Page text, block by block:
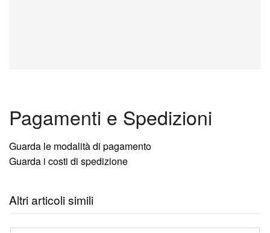
Pagamenti e Spedizioni
Guarda le modalità di pagamento
Guarda i costi di spedizione
Altri articoli simili